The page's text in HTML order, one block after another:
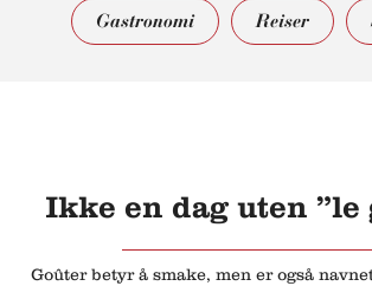
Gastronomi Reiser
Ikke en dag uten ”le
Goûter betyr å smake, men er også